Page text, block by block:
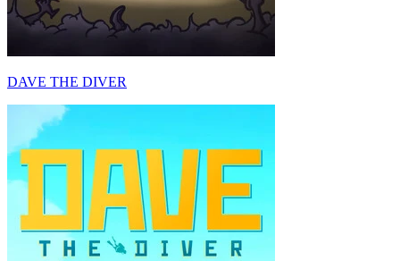
DAVE THE DIVER